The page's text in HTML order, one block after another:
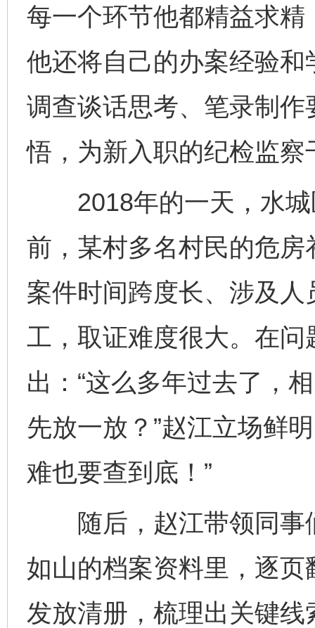
每一个环节他都精益求
他还将自己的办案经验
调查谈话思考、笔录制
悟，为新入职的纪检监
2018年的一天，水城
前，某村多名村民的危
案件时间跨度长、涉及
工，取证难度很大。在
出：“这么多年过去了，
先放一放？”赵江立场鲜
难也要查到底！”
随后，赵江带领同事
如山的档案资料里，逐
发放清册，梳理出关键